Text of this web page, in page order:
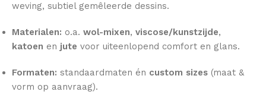
weving, subtiel gemêleerde dessins.
Materialen: o.a. wol-mixen, viscose/kunstzijde,
katoen en jute voor uiteenlopend comfort en glans.
Formaten: standaardmaten én custom sizes (maat &
vorm op aanvraag).